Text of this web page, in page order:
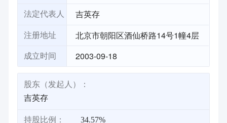
法定代表人 吉英存
注册地址 北京市朝阳区酒仙桥路14号1幢4层
成立时间 2003-09-18
股东（发起人）：
吉英存
持股比例： 34.57%